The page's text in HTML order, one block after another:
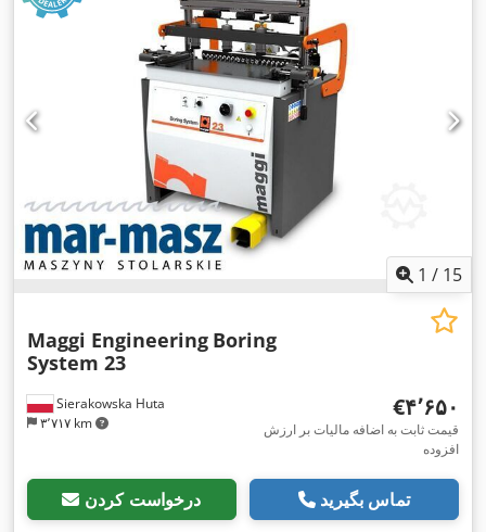
1 / 15
Sierakowska Huta
۳٬۷۱۷ km
Maggi Engineering Boring
System 23
‎€۴٬۶۵۰
قیمت ثابت به اضافه مالیات بر ارزش
افزوده
درخواست کردن تماس بگیرید